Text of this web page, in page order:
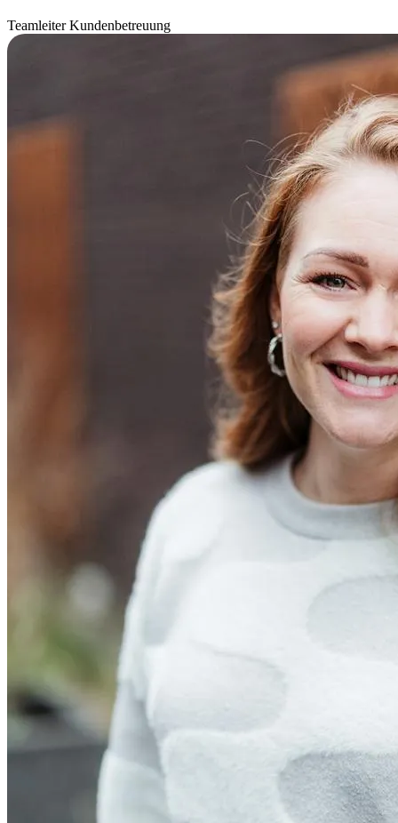
Teamleiter Kundenbetreuung